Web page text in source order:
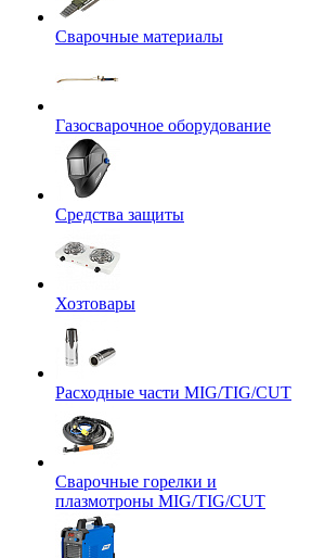
Сварочные материалы
Газосварочное оборудование
Средства защиты
Хозтовары
Расходные части MIG/TIG/CUT
Сварочные горелки и
плазмотроны MIG/TIG/CUT